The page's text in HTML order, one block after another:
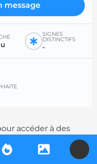
message
SIGNES
DISTINCTIFS
-
accéder à des
chances de
description.